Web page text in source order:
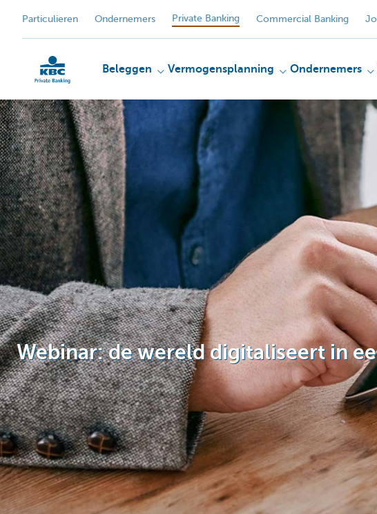
Particulieren Ondernemers Private Banking Commercial Banking
KBC
Particulieren
Beleggen Vermogensplanning Ondernemers
Webinar: de wereld digitaliseert in